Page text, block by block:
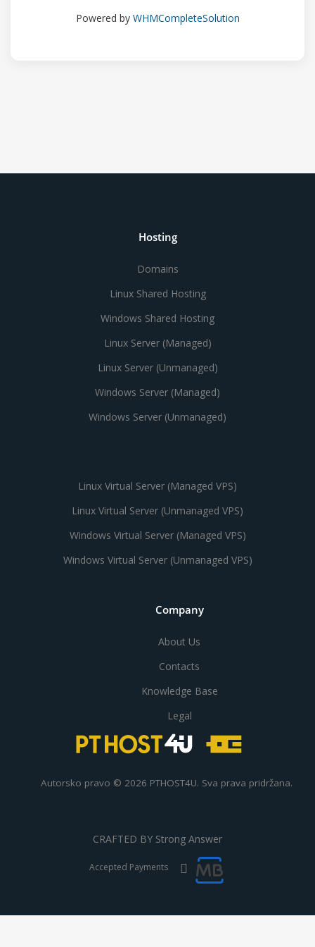
Powered by WHMCompleteSolution
Hosting
Domains
Linux Shared Hosting
Windows Shared Hosting
Linux Server (Managed)
Linux Server (Unmanaged)
Windows Server (Managed)
Windows Server (Unmanaged)
Linux Virtual Server (Managed VPS)
Linux Virtual Server (Unmanaged VPS)
Windows Virtual Server (Managed VPS)
Windows Virtual Server (Unmanaged VPS)
Company
About Us
Contacts
Knowledge Base
Legal
Autorsko pravo © 2026 PTHOST4U. Sva prava pridržana.
CRAFTED BY Strong Answer
Accepted Payments